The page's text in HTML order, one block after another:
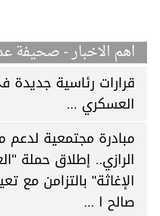
اهم الاخبار - صحيفة
قرارات رئاسية
العسكري ...
مبادرة مجتمعية
الرازي.. إطلاق حملة
الإغاثة" بالتزامن مع
صالح ا ...